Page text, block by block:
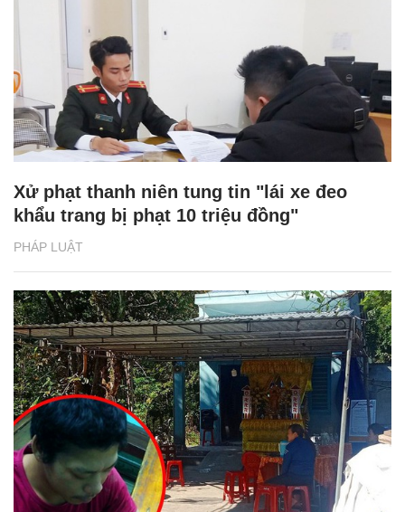
PHÁP LUẬT
Xử phạt thanh niên tung tin "lái xe đeo
khẩu trang bị phạt 10 triệu đồng"